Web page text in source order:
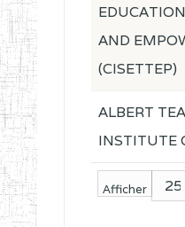
Afficher
AND
(CISETTEP)
ALBERT
INSTITUTE